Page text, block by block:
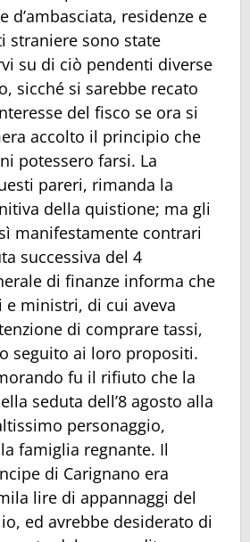
d’ambasciata, residenze e
straniere sono state
su di ciò pendenti diverse
sicché si sarebbe recato
del fisco se ora si
accolto il principio che
potessero farsi. La
pareri, rimanda la
della quistione; ma gli
manifestamente contrari
successiva del 4
di finanze informa che
e ministri, di cui aveva
di comprare tassi,
seguito ai loro propositi.
fu il rifiuto che la
seduta dell’8 agosto alla
personaggio,
famiglia regnante. Il
di Carignano era
lire di appannaggi del
ed avrebbe desiderato di